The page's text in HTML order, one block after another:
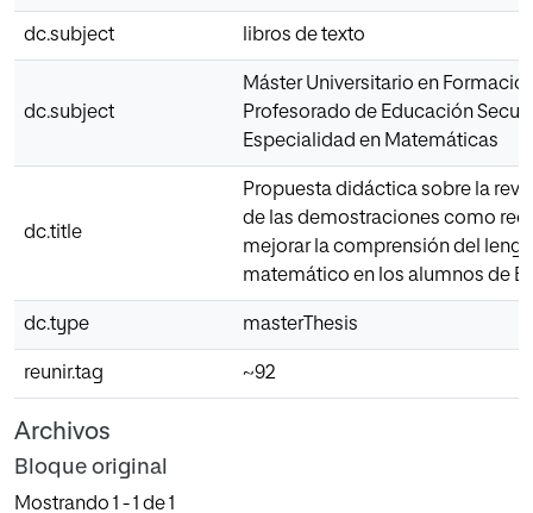
dc.subject libros de texto
dc.subject
Máster Universitario en
Profesorado de Educación
Especialidad en Matemáticas
dc.title
Propuesta didáctica sobre la
de las demostraciones como
mejorar la comprensión del
matemático en los alumnos de
dc.type masterThesis
reunir.tag ~92
Archivos
Bloque original
Mostrando 1 - 1 de 1